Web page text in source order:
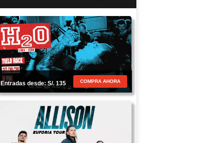
Entradas desde: S/. 135 COMPRA AHORA